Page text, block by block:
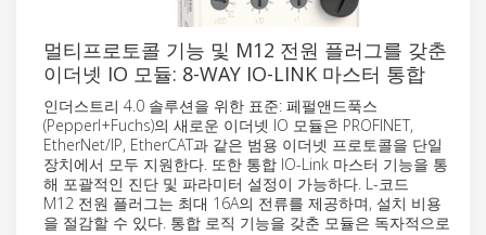
멀티프로토콜 기능 및 M12 전원 플러그를 갖춘
이더넷 IO 모듈: 8-WAY IO-LINK 마스터 통합
인더스트리 4.0 솔루션을 위한 표준: 페펄앤드푹스
(Pepperl+Fuchs)의 새로운 이더넷 IO 모듈은 PROFINET,
EtherNet/IP, EtherCAT과 같은 범용 이더넷 프로토콜을 단일
장치에서 모두 지원한다. 또한 통합 IO-Link 마스터 기능을 통
해 포괄적인 진단 및 파라미터 설정이 가능하다. L-코드
M12 전원 플러그는 최대 16A의 전류를 제공하며, 설치 비용
을 절감할 수 있다. 통합 로직 기능을 갖춘 모듈은 독자적으로